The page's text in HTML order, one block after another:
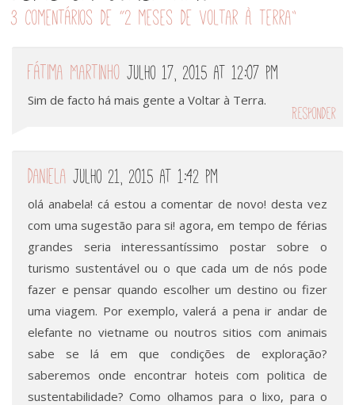
3 comentários de “2 meses de Voltar à Terra”
Fátima Martinho Julho 17, 2015 at 12:07 pm
Sim de facto há mais gente a Voltar à Terra.
Responder
daniela Julho 21, 2015 at 1:42 pm
olá anabela! cá estou a comentar de novo! desta vez
com uma sugestão para si! agora, em tempo de férias
grandes seria interessantíssimo postar sobre o
turismo sustentável ou o que cada um de nós pode
fazer e pensar quando escolher um destino ou fizer
uma viagem. Por exemplo, valerá a pena ir andar de
elefante no vietname ou noutros sitios com animais
sabe se lá em que condições de exploração?
saberemos onde encontrar hoteis com politica de
sustentabilidade? Como olhamos para o lixo, para o